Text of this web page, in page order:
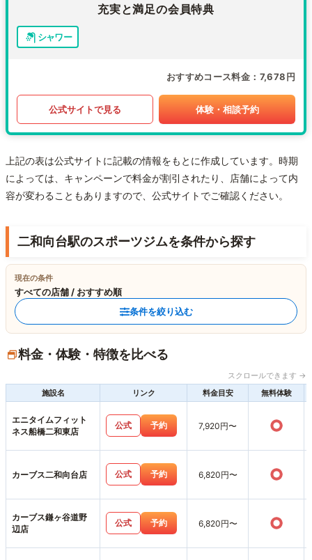
充実と満足の会員特典
シャワー
おすすめコース料金 7,678円
公式サイトで見る 体験・相談予約
上記の表は公式サイトに記載の情報をもとに作成しています。時期
によっては、キャンペーンで料金が割引されたり、店舗によって内
容が変わることもありますので、公式サイトでご確認ください。
二和向台駅のスポーツジムを条件から探す
現在の条件
すべての店舗 / おすすめ順
条件を絞り込む
料金・体験・特徴を比べる
スクロールできます →
施設名
リンク 料金目安 無料体験
エニタイムフィット
ネス船橋二和東店
公式 予約 7,920円〜 ○
カーブス二和向台店 公式 予約 6,820円〜 ○
カーブス鎌ヶ谷道野
辺店
公式 予約 6,820円〜 ○